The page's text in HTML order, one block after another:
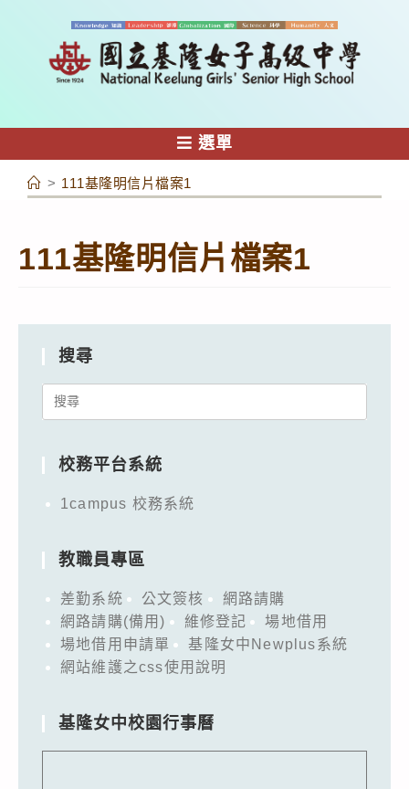
容
選單
> 111基隆明信片檔案1
111基隆明信片檔案1
搜尋
Search
校務平台系統
1campus 校務系統
教職員專區
差勤系統 公文簽核
網路請購
網路請購(備用)
維修登記
場地借用
場地借用申請單
基隆女中Newplus系統
網站維護之css使用說明
基隆女中校園行事曆